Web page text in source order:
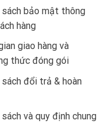
sách bảo mật thông
hàng
giao hàng và
thức đóng gói
sách đổi trả & hoàn
sách và quy định chung